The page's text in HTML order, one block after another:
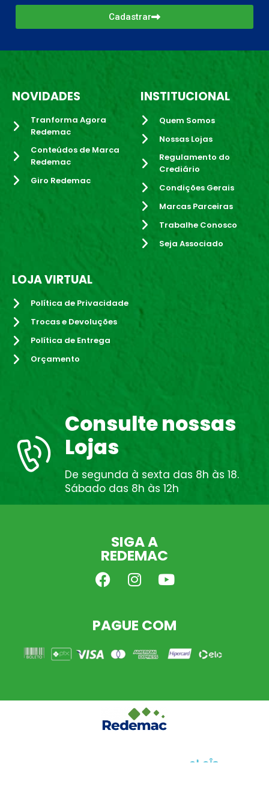
Cadastrar
NOVIDADES
Tranforma Agora
Redemac
Conteúdos de Marca
Redemac
Giro Redemac
INSTITUCIONAL
Quem Somos
Nossas Lojas
Regulamento do
Crediário
Condições Gerais
Marcas Parceiras
Trabalhe Conosco
Seja Associado
LOJA VIRTUAL
Política de Privacidade
Trocas e Devoluções
Política de Entrega
Orçamento
Consulte nossas
Lojas
De segunda à sexta das 8h às 18.
Sábado das 8h às 12h
SIGA A
REDEMAC
PAGUE COM